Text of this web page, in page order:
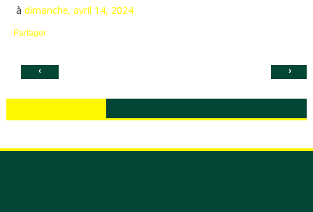
àdimanche, avril 14, 2024
Partager
‹ ›